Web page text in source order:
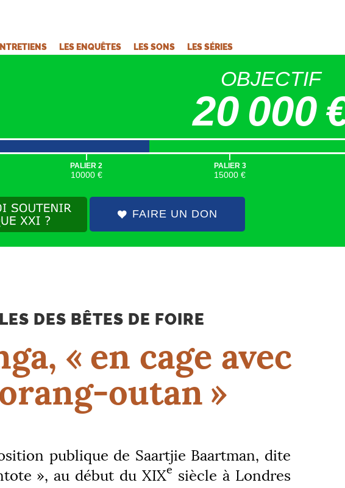
LES ENQUÊTES LES SONS LES SÉRIES
OBJECTIF
20 000
|
PALIER 2
10000 €
|
PALIER 3
15000 €
FAIRE UN DON
DES BÊTES DE FOIRE
« en cage avec
outan »
publique de Saartjie Baartman, dite
», au début du XIXe siècle à Londres